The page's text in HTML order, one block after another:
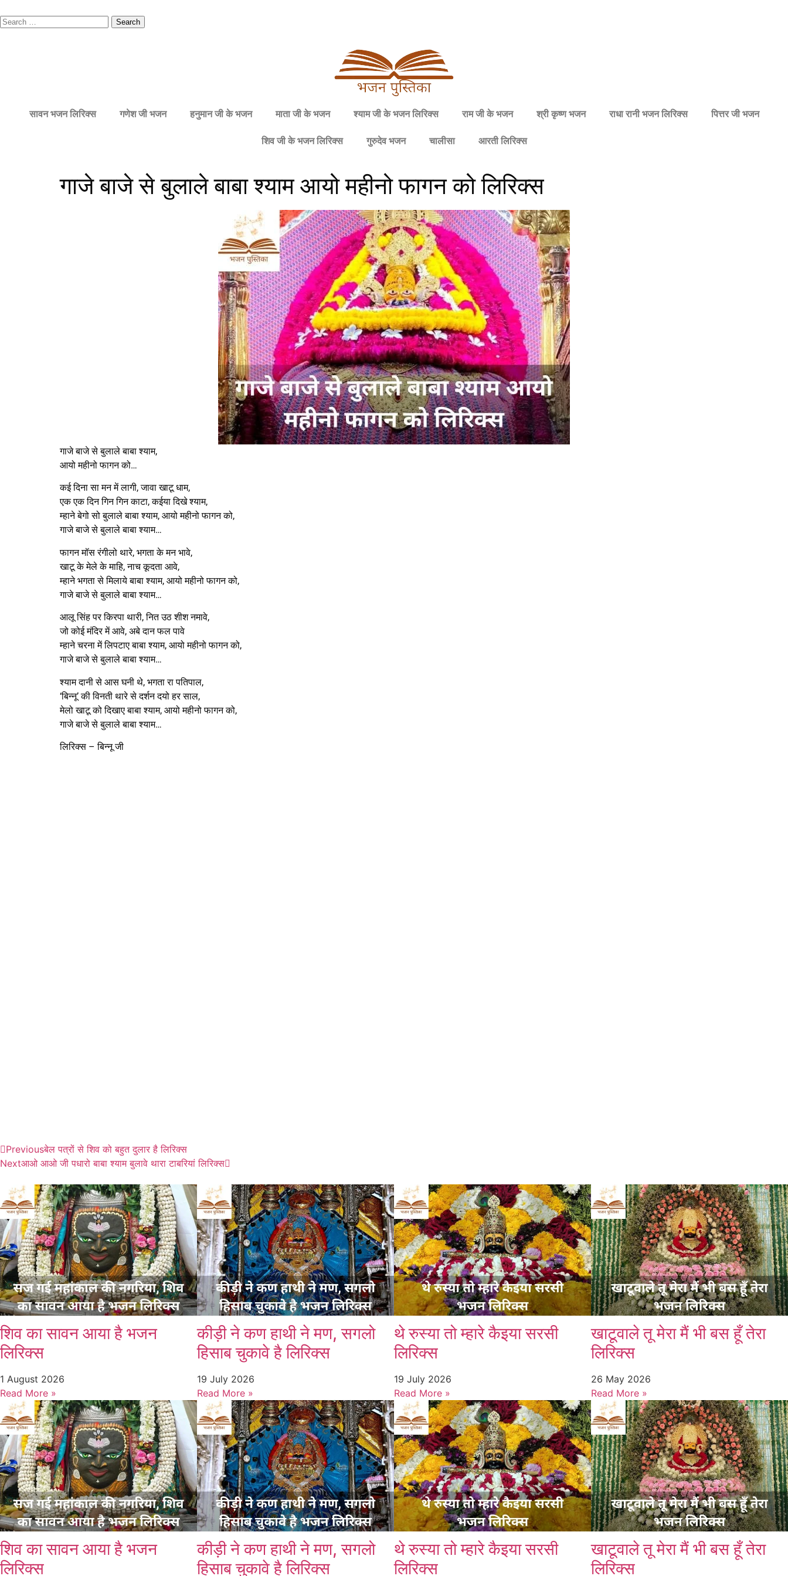
सावन भजन लिरिक्स गणेश जी भजन हनुमान जी के भजन माता जी के भजन श्याम जी के भजन लिरिक्स राम जी के भजन श्री कृष्ण भजन राधा रानी भजन लिरिक्स पित्तर जी भजन
शिव जी के भजन लिरिक्स गुरुदेव भजन चालीसा आरती लिरिक्स
गाजे बाजे से बुलाले बाबा श्याम आयो महीनो फागन को लिरिक्स
गाजे बाजे से बुलाले बाबा श्याम,
आयो महीनो फागन को…
कई दिना सा मन में लागी, जावा खाटू धाम,
एक एक दिन गिन गिन काटा, कईया दिखे श्याम,
म्हाने बेगो सो बुलाले बाबा श्याम, आयो महीनो फागन को,
गाजे बाजे से बुलाले बाबा श्याम…
फागन मॉस रंगीलो थारे, भगता के मन भावे,
खाटू के मेले के माहि, नाच कूदता आवे,
म्हाने भगता से मिलाये बाबा श्याम, आयो महीनो फागन को,
गाजे बाजे से बुलाले बाबा श्याम…
आलू सिंह पर किरपा थारी, नित उठ शीश नमावे,
जो कोई मंदिर में आवे, अबे दान फल पावे
म्हाने चरना में लिपटाए बाबा श्याम, आयो महीनो फागन को,
गाजे बाजे से बुलाले बाबा श्याम…
श्याम दानी से आस घनी थे, भगता रा पतिपाल,
‘बिन्नू’ की विनती थारे से दर्शन दयो हर साल,
मेलो खाटू को दिखाए बाबा श्याम, आयो महीनो फागन को,
गाजे बाजे से बुलाले बाबा श्याम…
लिरिक्स – बिन्नू जी
Previousबेल पत्रों से शिव को बहुत दुलार है लिरिक्स
Nextआओ आओ जी पधारो बाबा श्याम बुलावे थारा टाबरियां लिरिक्स
शिव का सावन आया है भजन
लिरिक्स
1 August 2026
Read More »
कीड़ी ने कण हाथी ने मण, सगलो
हिसाब चुकावे है लिरिक्स
19 July 2026
Read More »
थे रुस्या तो म्हारे कैइया सरसी
लिरिक्स
19 July 2026
Read More »
खाटूवाले तू मेरा मैं भी बस हूँ तेरा
लिरिक्स
26 May 2026
Read More »
शिव का सावन आया है भजन
लिरिक्स
कीड़ी ने कण हाथी ने मण, सगलो
हिसाब चुकावे है लिरिक्स
थे रुस्या तो म्हारे कैइया सरसी
लिरिक्स
खाटूवाले तू मेरा मैं भी बस हूँ तेरा
लिरिक्स